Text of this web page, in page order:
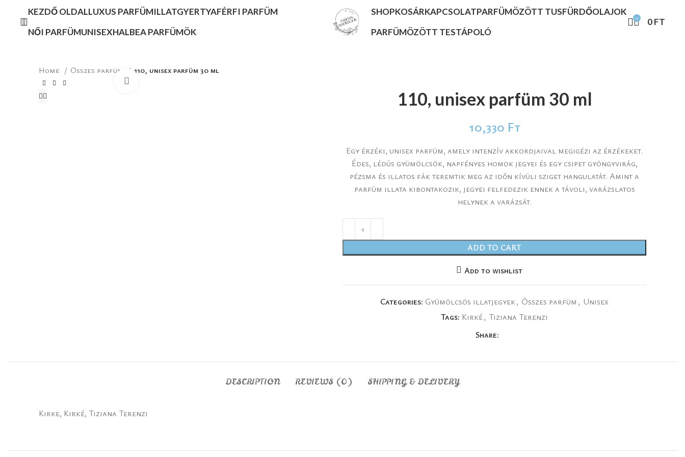
KEZDŐ OLDALLUXUS PARFÜMILLATGYERTYAFÉRFI PARFÜM
NŐI PARFÜMUNISEXHALBEA PARFÜMÖK
SHOPKOSÁRKAPCSOLATPARFÜMÖZÖTT TUSFÜRDŐOLAJOK
PARFÜMÖZÖTT TESTÁPOLÓ
0 0FT
Home Összes parfüm 110, unisex parfüm 30 ml
110, unisex parfüm 30 ml
10,330 Ft
Egy érzéki, unisex parfüm, amely intenzív akkordjaival megigézi az érzékeket.
Édes, lédús gyümölcsök, napfényes homok jegyei és egy csipet gyöngyvirág,
pézsma és illatos fák teremtik meg az időn kívüli sziget hangulatát. Amint a
parfüm illata kibontakozik, jegyei felfedezik ennek a távoli, varázslatos
helynek a varázsát.
ADD TO CART
Add to wishlist
Categories: Gyümölcsös illatjegyek, Összes parfüm , Unisex
Tags: Kirké, Tiziana Terenzi
Share:
DESCRIPTION REVIEWS (0) SHIPPING & DELIVERY
Kirke, Kirké, Tiziana Terenzi